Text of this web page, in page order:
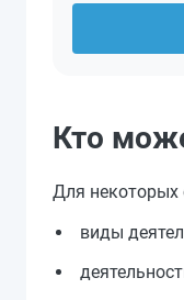
Кто
Для некоторых
виды